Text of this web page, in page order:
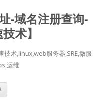
-域名注册查询-
术】
技术,linux,web服务器,SRE,微服
运维